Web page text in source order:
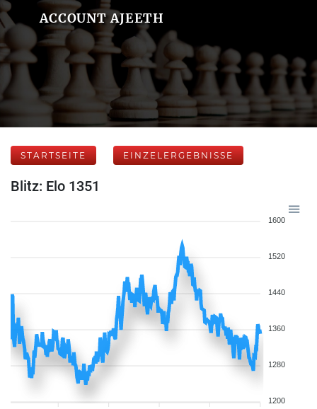
ACCOUNT AJEETH
STARTSEITE EINZELERGEBNISSE
Blitz: Elo 1351
1600
1520
1440
1360
1280
1200